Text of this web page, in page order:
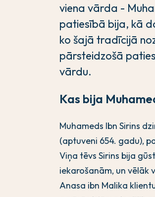
viena vārda -
patiesībā bija, kā
ko šajā tradīcijā
pārsteidzošā
vārdu.
Kas bija
Muhameds Ibn Sirins
(aptuveni 654. gadu),
Viņa tēvs Sirins bija
iekarošanām, un vēlāk
Anasa ibn Malika